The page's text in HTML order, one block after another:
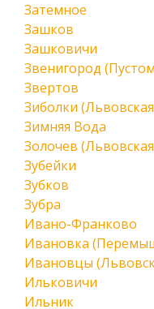
Затемное
Зашков
Зашковичи
Звенигород
Звертов
Зиболки
Зимняя Вода
Золочев
Зубейки
Зубков
Зубра
Ивано-Франково
Ивановка
Ивановцы
Ильковичи
Ильник